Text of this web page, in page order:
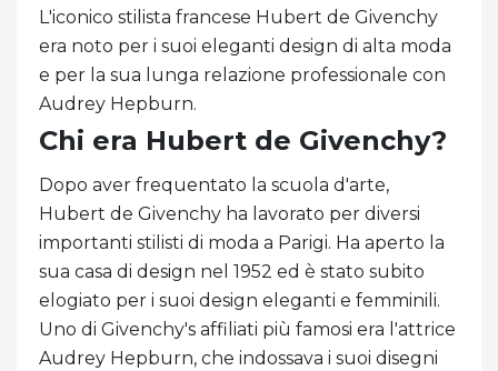
L'iconico stilista francese Hubert de Givenchy
era noto per i suoi eleganti design di alta moda
e per la sua lunga relazione professionale con
Audrey Hepburn.
Chi era Hubert de Givenchy?
Dopo aver frequentato la scuola d'arte,
Hubert de Givenchy ha lavorato per diversi
importanti stilisti di moda a Parigi. Ha aperto la
sua casa di design nel 1952 ed è stato subito
elogiato per i suoi design eleganti e femminili.
Uno di Givenchy's affiliati più famosi era l'attrice
Audrey Hepburn, che indossava i suoi disegni